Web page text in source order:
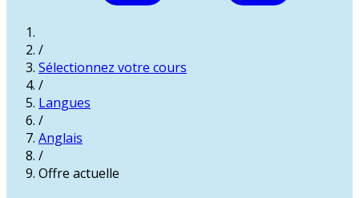
/
Sélectionnez votre cours
/
Langues
/
Anglais
/
Offre actuelle